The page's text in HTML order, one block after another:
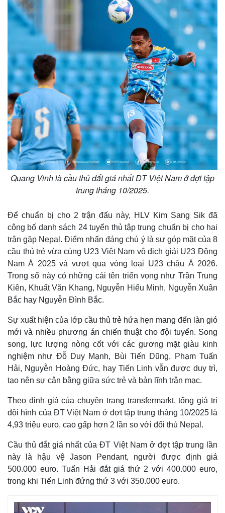
Thế giới
Cuộc sống đó đây
Hồ sơ
Multimedia
Ảnh
E-Magazine
Infographic
Quang Vinh là cầu thủ đắt giá nhất ĐT Việt Nam ở đợt tập
trung tháng 10/2025.
Để chuẩn bị cho 2 trận đấu này, HLV Kim Sang Sik đã
công bố danh sách 24 tuyển thủ tập trung chuẩn bị cho hai
trận gặp Nepal. Điểm nhấn đáng chú ý là sự góp mặt của 8
cầu thủ trẻ vừa cùng U23 Việt Nam vô địch giải U23 Đông
Nam Á 2025 và vượt qua vòng loại U23 châu Á 2026.
Trong số này có những cái tên triển vọng như Trần Trung
Kiên, Khuất Văn Khang, Nguyễn Hiểu Minh, Nguyễn Xuân
Bắc hay Nguyễn Đình Bắc.
Sự xuất hiện của lớp cầu thủ trẻ hứa hẹn mang đến làn gió
mới và nhiều phương án chiến thuật cho đội tuyển. Song
song, lực lượng nòng cốt với các gương mặt giàu kinh
nghiệm như Đỗ Duy Mạnh, Bùi Tiến Dũng, Phạm Tuấn
Hải, Nguyễn Hoàng Đức, hay Tiến Linh vẫn được duy trì,
tạo nên sự cân bằng giữa sức trẻ và bản lĩnh trận mạc.
Theo định giá của chuyên trang transfermarkt, tổng giá trị
đội hình của ĐT Việt Nam ở đợt tập trung tháng 10/2025 là
4,93 triệu euro, cao gấp hơn 2 lần so với đối thủ Nepal.
Cầu thủ đắt giá nhất của ĐT Việt Nam ở đợt tập trung lần
này là hậu vệ Jason Pendant, người được định giá
500.000 euro. Tuấn Hải đắt giá thứ 2 với 400.000 euro,
trong khi Tiến Linh đứng thứ 3 với 350.000 euro.